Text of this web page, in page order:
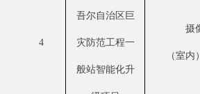
4
吾尔自治区巨
灾防范工程一
般站智能化升
摄
（室内